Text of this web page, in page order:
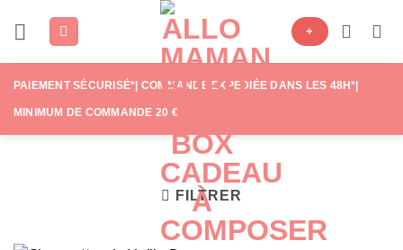
+
PAIEMENT SÉCURISÉ*| COMMANDE EXPÉDIÉE DANS LES 48H*|
MINIMUM DE COMMANDE 20 €
FILTRER